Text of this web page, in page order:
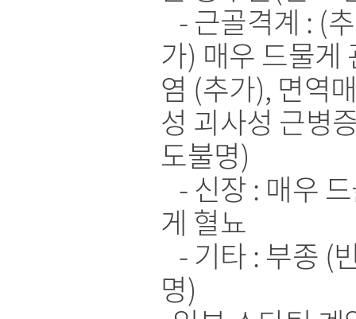
- 근골격계 : (추
가) 매우 드물게
염 (추가), 면역
성 괴사성 근병
도불명)
- 신장 : 매우
게 혈뇨
- 기타 : 부종 (
명)